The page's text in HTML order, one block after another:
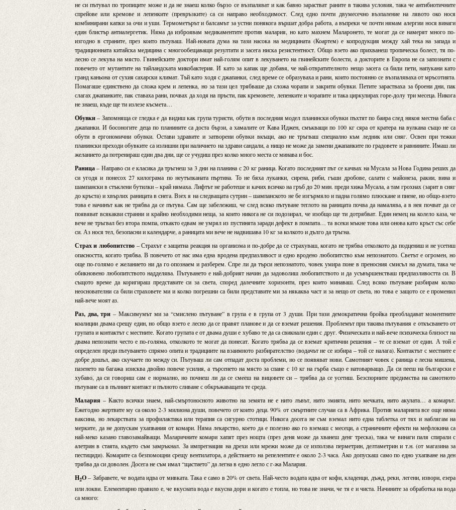
не си пътувал по тропиците може и да не знаеш колко бързо се възпаляват и как бавно зарастват раните в такива условия, така че антибиотичните
спрейове или кремове и лепенките (превръзките) са си направо необходимост. След едно почти двумесечно възпаление на лявото око нося
комбинирани капки за очи и уши. Термометърът и балсамът за устни понякога вършат добра работа, а въпреки че почти нямам алергии нося винаги
един блистър антиалергетик. Няма да изброявам медикаментите против малария, но като махнем Маларонето, те могат да се намерят много по-
изгодно в страните, през които пътуваш. Най-новата дума на тази насока на медицината (Коартем) е копродукция между хай тека на запада и
традиционната китайска медицина с многообещаващи резултати и засега ниска резистентност. Общо взето ако прихванеш тропическа болест, тя по-
лесно се лекува на място. Гвинейските доктори имат най-голям опит в лекуването на гвинейските болести, а докторите в Европа не са запознати с
повечето от мутантите на тайландската микобактерия. И като за капак ще добавя, че най-отвратителното нещо засега са били пети, напукани като
гранд каньона от сухия сахарски климат. Тъй като ходя с джапанки, след време се образуваха и рани, които постоянно се възпаляваха от мръсотията.
Помагаше единствено да сложа крем и лепенка, но за тази цел трябваше да сложа чорапи и закрити обувки. Петите зарастваха за броени дни, пак
слагах джапанките, пак ставаха рани, почвах да ходя на пръсти, пак кремовете, лепенките и чорапите и така циркулирах горе-долу три месеца. Никога
не знаеш, къде ще ти излезе късмета…
Обувки– Запомняща се гледка е да видиш как група туристи, обути в последния модел планински обувки пъхтят по баира след някоя местна баба с
джапанки. И босоногите деца по планините са доста бързи, а хамалите от Кава Иджен, смъкващи по 100 кг сяра от кратера на вулкана също не са
обути в ергономични обувки. Остави здравите и затворени обувки вкъщи, ако не тръгваш специално към ледник или сняг. Освен при тежки
планински преходи обувките са излишни при наличието на здрави сандали, а нищо не може да замени джапанките по градовете и равнините. Имаш ли
желанието да потренираш един два дни, ще се учудиш през колко много места се минава и бос.
Раница– Направо си е класика да тръгнеш за 3 дни на планина с 20 кг раница. Когато последният път се качвах на Мусала за Нова Година реших да
си угодя и понесох 27 килограма по неутъпканата пъртина. То не бяха луканки, сирена, риби, гъши дробове, салати с майонеза, ракии, вина и
шампански в стъклени бутилки – край нямаха. Лифтът не работеше и качих всичко на гръб до 20 мин. преди хижа Мусала, а там грохнах (зарит в сняг
до кръста) и хвърлих раницата в снега. Взех я на следващата сутрин – шампанското не бе изгърмяло и падна голямо плюскане и пиене, но общо-взето
това е начинът как не трябва да се пътува. Сам ще забележиш, че след всяко пътуване теглото на раницата почва да намалява, а в нея почват да се
появяват всякакви странни и крайно необходими неща, за които никога не си подозирал, че изобщо ще ти дотрябват. Един немец на колело каза, че
вече не тръгвал без втора помпа, откакто едвам не умрял из пустинята заради дефект в помпата… та всеки мъкне това или онова като кръст със себе
си. Аз нося тел, безопасни и календарче, а раницата ми вече не надвишава 10 кг за колкото и дълго да тръгна.
Страх и любопитство– Страхът е защитна реакция на организма и по-добре да се страхуваш, когато не трябва отколкото да подцениш и не усетиш
опасността, когато трябва. В повечето от нас има една вродена предпазливост и едно вродено любопитство към непознатото. Светът е огромен, но
още по-голямо е желанието ни да го опознаем и разберем. Спре ли да търси непознатото, човек умира поне в преносния смисъл на думата, така че
обикновено любопитството надделява. Пътуването е най-добрият начин да задоволиш любопитството и да усъвършенстваш предпазливостта си. В
същото време да коригираш представите си за света, според далечните хоризонти, през които минаваш. След всяко пътуване разбирам колко
неоснователни са били страховете ми и колко погрешни са били представите ми за някаква част и за нещо от света, но това е защото се е променил
най-вече моят аз.
Раз, два, три – Максимумът ми за “смислено пътуване” в група е в група от 3 души. При тази демократична бройка преобладават моментните
коалиции двама срещу един, но общо взето е лесно да се правят планове и да се вземат решения. Проблемът при такива пътувания е откъсването от
групата и контактът с местните. Когато групата е от двама души е хубаво те да са свикнали един с друг. Физическата и най-вече психическа близост на
двама непознати често е по-голяма, отколкото те могат да понесат. Когато трябва да се вземат критични решения – те се вземат от един. А той е
определен преди пътуването спрямо опита и традициите на взаимното разбирателство (водачът не се избира – той се налага). Контактът с местните е
добре дошъл, ако скучаете по между си. Пътуваш ли сам отпадат доста проблеми, но се появяват нови. Самотният човек с раница е лесна мишена,
пазенето на багажа изисква двойно повече усилия, а търсенето на място за спане с 10 кг на гърба също е натоварващо. Да си пееш на български е
хубаво, да си говориш сам е нормално, но почнеш ли да се смееш на вицовете си – трябва да се усетиш. Безспорните предимства на самотното
пътуване са в пълният контакт и пълното сливане с обкръжаващата те среда.
Малария – Както всички знаем, най-смъртоносното животно на земята не е нито лъвът, нито змията, нито мечката, нито акулата… а комарът.
Ежегодно жертвите му са около 2-3 милиона души, повечето от които деца. 90% от смъртните случаи са в Африка. Против маларията все още няма
ваксина, но лекарствата за профилактика или терапия са сигурно стотици. Никога досега не съм вземал нито една таблетка от тях и наблягам на
мерките, да не допускам ухапвания от комари. Няма лекарство, което да е полезно ако го вземаш с месеци, а страничните ефекти на мефлокина са
най-меко казано главозамайващи. Маларичните комари хапят през нощта (през деня може да хванеш денг треска), така че винаги паля спирали с
алетрин в стаята, където съм замръкнал. За импрегнация на дрехи или мрежи може да се използва перметрин, делтаметрин и т.н. (от магазина за
пестициди). Комарите са безпомощни срещу вентилатора, а действието на репелентите е около 2-3 часа. Ако допускаш само по едно ухапване на ден
трябва да си доволен. Досега не съм имал “щастието” да легна в едно легло с г-жа Малария.
H2O– Забравете, че водата идва от мивката. Така е само в 20% от света. Най-често водата идва от кофи, кладенци, дъжд, реки, легени, извори, езера
или локви. Елементарно правило е, че вкусната вода е вкусна дори и когато е топла, но това не значи, че тя е и чиста. Начините за обработка на вода
са много: